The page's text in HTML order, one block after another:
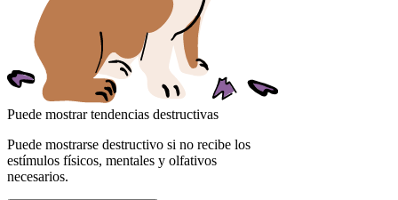
Puede mostrar tendencias destructivas
Puede mostrarse destructivo si no recibe los
estímulos físicos, mentales y olfativos
necesarios.